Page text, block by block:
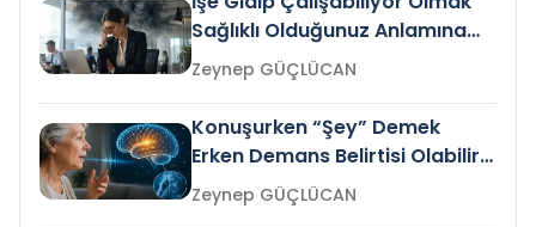
Sağlıklı Olduğunuz Anlamına
Gelir mi?Zeynep GÜÇLÜCAN
Konuşurken “Şey” Demek
Erken Demans Belirtisi Olabilir
mi?
Zeynep GÜÇLÜCAN